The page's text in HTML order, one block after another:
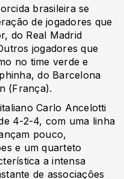
brasileira se
de jogadores que
do Real Madrid
jogadores que
no time verde e
do Barcelona
(França).
Carlo Ancelotti
4-2-4, com uma linha
pouco,
e um quarteto
a intensa
de associações